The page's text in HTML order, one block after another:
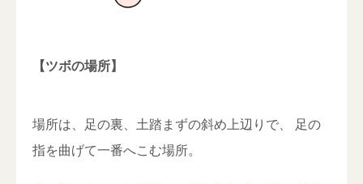
【ツボの場所】
場所は、足の裏、土踏まずの斜め上辺りで、 足の
指を曲げて一番へこむ場所。